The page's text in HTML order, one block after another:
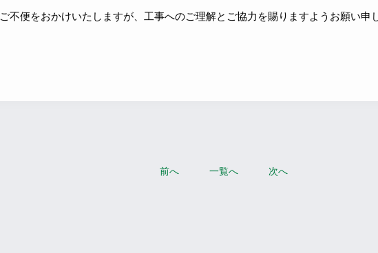
ご不便をおかけいたしますが、工事へのご理解とご協力を賜りますようお願い申
前へ 一覧へ 次へ